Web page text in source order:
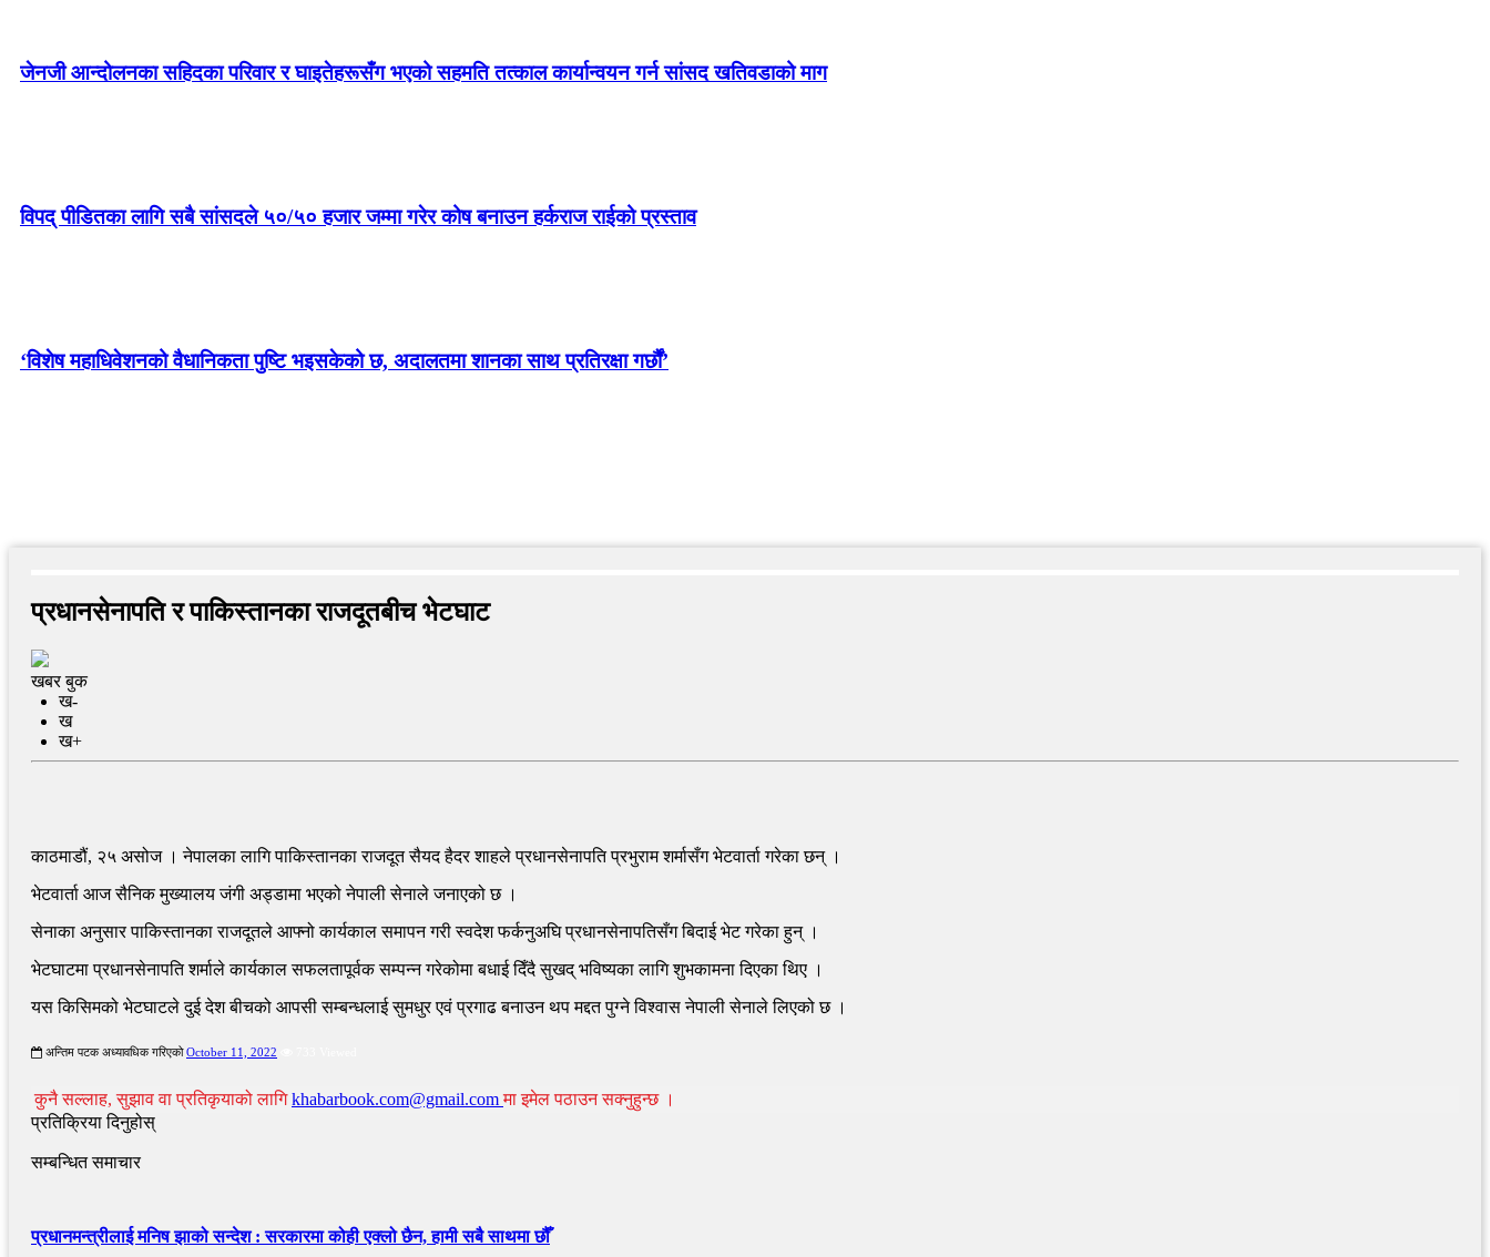
जेनजी आन्दोलनका सहिदका परिवार र घाइतेहरूसँग भएको सहमति तत्काल कार्यान्वयन गर्न सांसद खतिवडाको माग
विपद् पीडितका लागि सबै सांसदले ५०/५० हजार जम्मा गरेर कोष बनाउन हर्कराज राईको प्रस्ताव
‘विशेष महाधिवेशनको वैधानिकता पुष्टि भइसकेको छ, अदालतमा शानका साथ प्रतिरक्षा गर्छौं’
प्रधानसेनापति र पाकिस्तानका राजदूतबीच भेटघाट
खबर बुक
ख-
ख
ख+
काठमाडौं, २५ असोज । नेपालका लागि पाकिस्तानका राजदूत सैयद हैदर शाहले प्रधानसेनापति प्रभुराम शर्मासँग भेटवार्ता गरेका छन् ।
भेटवार्ता आज सैनिक मुख्यालय जंगी अड्डामा भएको नेपाली सेनाले जनाएको छ ।
सेनाका अनुसार पाकिस्तानका राजदूतले आफ्नो कार्यकाल समापन गरी स्वदेश फर्कनुअघि प्रधानसेनापतिसँग बिदाई भेट गरेका हुन् ।
भेटघाटमा प्रधानसेनापति शर्माले कार्यकाल सफलतापूर्वक सम्पन्न गरेकोमा बधाई दिँदै सुखद् भविष्यका लागि शुभकामना दिएका थिए ।
यस किसिमको भेटघाटले दुई देश बीचको आपसी सम्बन्धलाई सुमधुर एवं प्रगाढ बनाउन थप मद्दत पुग्ने विश्वास नेपाली सेनाले लिएको छ ।
अन्तिम पटक अध्यावधिक गरिएको October 11, 2022
कुनै सल्लाह, सुझाव वा प्रतिकृयाको लागिkhabarbook.com@gmail.comमा इमेल पठाउन सक्नुहुन्छ ।
प्रतिक्रिया दिनुहोस्
सम्बन्धित समाचार
प्रधानमन्त्रीलाई मनिष झाको सन्देश : सरकारमा कोही एक्लो छैन, हामी सबै साथमा छौँ